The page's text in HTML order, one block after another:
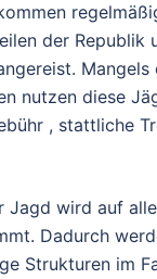
der Republik
Mangels
nutzen diese
, stattliche
Jagd wird auf
Dadurch
Strukturen im